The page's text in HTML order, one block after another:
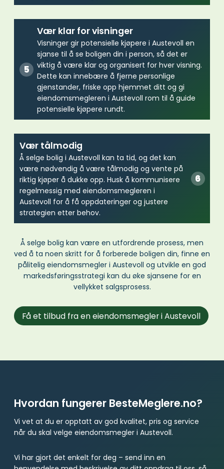
Vær klar for visninger
Visninger gir potensielle kjøpere i Austevoll en
sjanse til å se boligen din i person, så det er
viktig å være klar og organisert for hver visning.
Dette kan innebære å fjerne personlige
gjenstander, friske opp hjemmet ditt og gi
eiendomsmegleren i Austevoll rom til å guide
potensielle kjøpere rundt.
Vær tålmodig
Å selge bolig i Austevoll kan ta tid, og det kan
være nødvendig å være tålmodig og vente på
riktig kjøper å dukke opp. Husk å kommunisere
regelmessig med eiendomsmegleren i
Austevoll for å få oppdateringer og justere
strategien etter behov.
Å selge bolig kan være en utfordrende prosess, men
ved å ta noen skritt for å forberede boligen din, finne en
pålitelig eiendomsmegler i Austevoll og utvikle en god
markedsføringsstrategi kan du øke sjansene for en
vellykket salgsprosess.
Få et tilbud fra en eiendomsmegler i Austevoll
Hvordan fungerer BesteMeglere.no?
Vi vet at du er opptatt av god kvalitet, pris og service
når du skal velge eiendomsmegler i Austevoll.
Vi har gjort det enkelt for deg – send inn en